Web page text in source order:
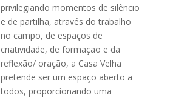
privilegiando momentos de silêncio
e de partilha, através do trabalho
no campo, de espaços de
criatividade, de formação e da
reflexão/ oração, a Casa Velha
pretende ser um espaço aberto a
todos, proporcionando uma